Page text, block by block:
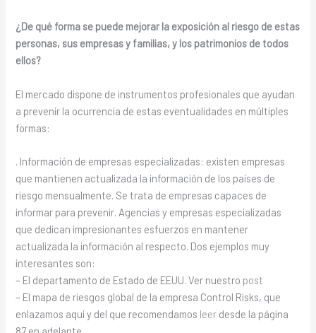
¿De qué forma se puede mejorar la exposición al riesgo de estas
personas, sus empresas y familias, y los patrimonios de todos
ellos?
El mercado dispone de instrumentos profesionales que ayudan
a prevenir la ocurrencia de estas eventualidades en múltiples
formas:
. Información de empresas especializadas: existen empresas
que mantienen actualizada la información de los países de
riesgo mensualmente. Se trata de empresas capaces de
informar para prevenir. Agencias y empresas especializadas
que dedican impresionantes esfuerzos en mantener
actualizada la información al respecto. Dos ejemplos muy
interesantes son:
– El departamento de Estado de EEUU. Ver nuestro post
– El mapa de riesgos global de la empresa Control Risks, que
enlazamos aquí y del que recomendamos leer desde la página